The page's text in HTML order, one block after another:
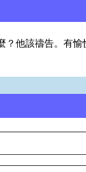
？他該禱告。有